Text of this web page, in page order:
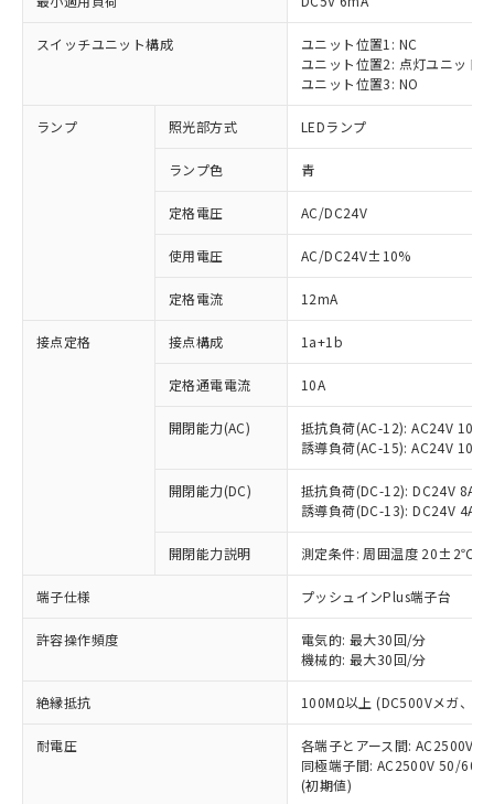
スイッチユニット構成
ユニット位置1: NC
ユニット位置2: 点灯ユニット
ユニット位置3: NO
ランプ 照光部方式 LEDランプ
ランプ色 青
定格電圧 AC/DC24V
使用電圧 AC/DC24V±10%
定格電流 12mA
接点定格 接点構成 1a+1b
定格通電電流 10A
開閉能力(AC)
抵抗負荷(AC-12): AC24V 10A/
誘導負荷(AC-15): AC24V
開閉能力(DC)
抵抗負荷(DC-12): DC24V 8A/
誘導負荷(DC-13): DC24V 4A/
開閉能力説明 測定条件: 周囲温度 20±2℃、
端子仕様 プッシュインPlus端子台
許容操作頻度
電気的: 最大30回/分
機械的: 最大30回/分
絶縁抵抗 100MΩ以上 (DC500Vメガ、点
耐電圧
各端子とアース間: AC2500V
同極端子間: AC2500V 50/
(初期値)
ご利用条件
ご利用ください。
本サービスは、当社制御機器事業取扱
商品の当社在庫状況および標準価格
(税抜)を提供させていただくもので
当社制御機器事業取扱商品の中には、
本サービスの対象外となる商品もある
ことをご了承ください。
在庫状況および標準価格照会結果は、
対応済み：EU RoHS指令（10物質）の
非含有に対応した製品が提供可能な商品で
対応予定：EU RoHS指令（10物質）の非含
有に対応した製品に切り替える予定のある
対応予定なし：EU RoHS指令（10物質）の
非含有に非対応の商品で、対応品を出す予
定はありません。
調査・確認中：EU RoHS指令（10物質）の
非含有の対応状況を調査中または確認中の
害物質有無と関係のない商品です。
仕入先様の事情により、非含有部品として
いたものが、含有品と判明した場合などや
むを得ず変更することがあります。
※1 中国RoHS○×表
「○」：最大均質材料含有率が中国RoHSの
基準値以下であることを示します。
「×」：最大均質材料含有率が中国RoHSの
基準値を超えていることを示します。
「－」：未確認です。当社販売部門へお問
当社は、これら貴社製品のうち、外国
為替および外国貿易法に定める商品